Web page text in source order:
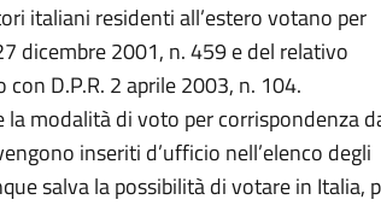
italiani residenti all’estero votano per
dicembre 2001, n. 459 e del relativo
D.P.R. 2 aprile 2003, n. 104.
modalità di voto per corrispondenza
inseriti d’ufficio nell’elenco degli
salva la possibilità di votare in Italia,